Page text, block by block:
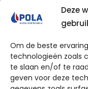
Deze
Om de beste
technologieën zoals
te slaan en/of te
geven voor deze
Dé